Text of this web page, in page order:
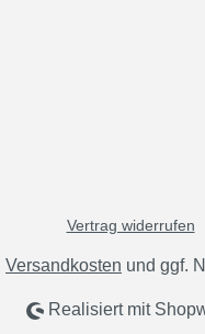
Vertrag widerrufen
Versandkosten und ggf.
Realisiert mit